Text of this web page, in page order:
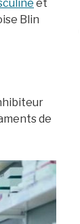
et
Blin
de